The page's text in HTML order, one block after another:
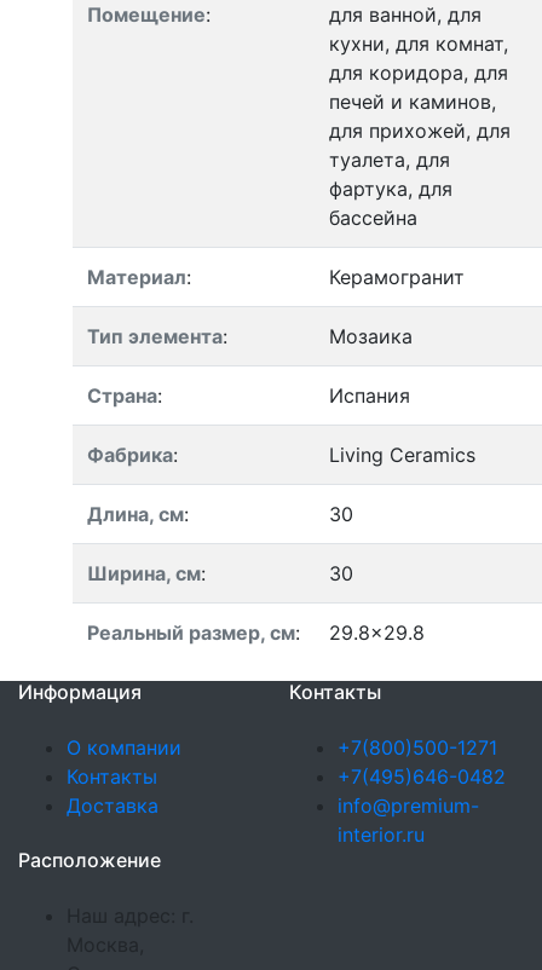
Помещение:
для ванной, для
кухни, для комнат,
для коридора, для
печей и каминов,
для прихожей, для
туалета, для
фартука, для
бассейна
Материал: Керамогранит
Тип элемента: Мозаика
Страна: Испания
Фабрика: Living Ceramics
Длина, см: 30
Ширина, см: 30
Реальный размер, см: 29.8x29.8
Информация
О компании
Контакты
Доставка
Контакты
+7(800)500-1271
+7(495)646-0482
info@premium-
interior.ru
Расположение
Наш адрес: г.
Москва,